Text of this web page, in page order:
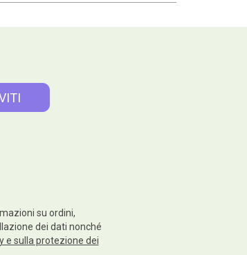
su ordini,
dei dati nonché
e sulla protezione dei